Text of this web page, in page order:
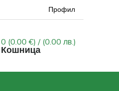
Профил
Кошница
0 (0.00 €) / (0.00 лв.)